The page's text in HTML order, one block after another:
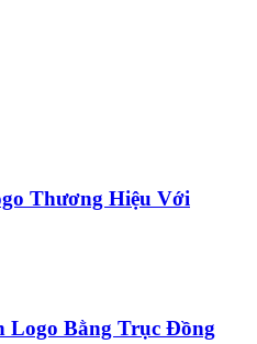
Thương Hiệu Với
Logo Bằng Trục Đồng